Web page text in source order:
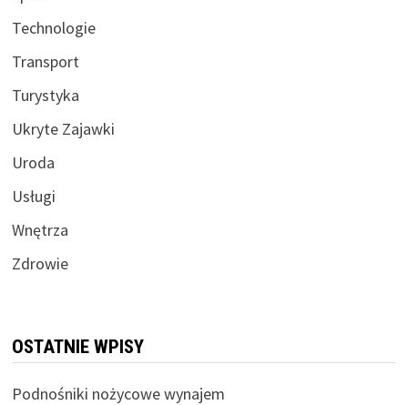
Technologie
Transport
Turystyka
Ukryte Zajawki
Uroda
Usługi
Wnętrza
Zdrowie
OSTATNIE WPISY
Podnośniki nożycowe wynajem